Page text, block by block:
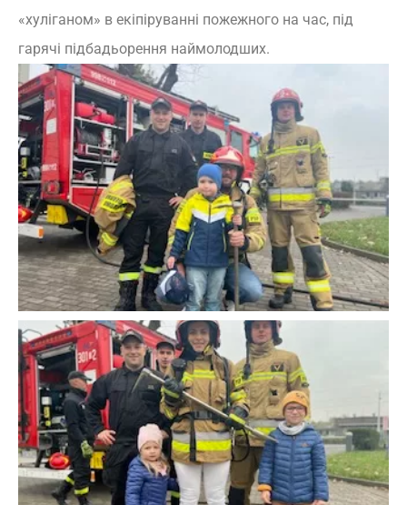
«хуліганом» в екіпіруванні пожежного на час, під
гарячі підбадьорення наймолодших.